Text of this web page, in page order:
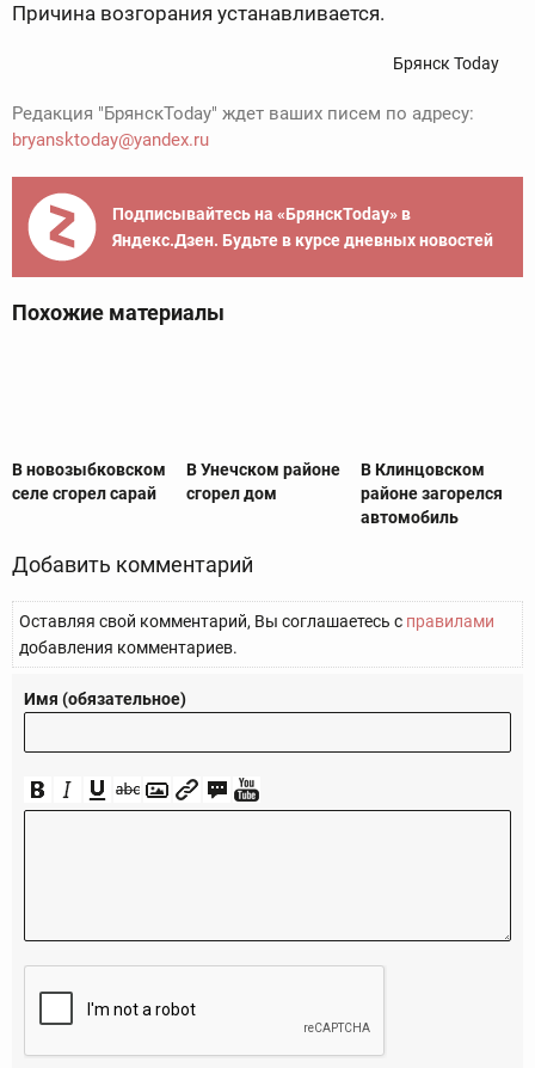
Причина возгорания устанавливается.
Брянск Today
Редакция "БрянскToday" ждет ваших писем по адресу:
bryansktoday@yandex.ru
Подписывайтесь на «БрянскToday» в
Яндекс.Дзен. Будьте в курсе дневных новостей
Похожие материалы
В новозыбковском
селе сгорел сарай
В Унечском районе
сгорел дом
В Клинцовском
районе загорелся
автомобиль
Добавить комментарий
Оставляя свой комментарий, Вы соглашаетесь с правилами
добавления комментариев.
Имя (обязательное)